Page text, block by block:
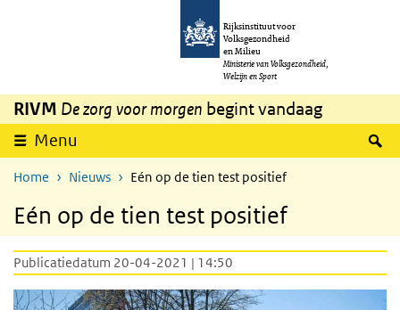
Overslaan en naar de inhoud gaan
Rijksinstituut voor
Volksgezondheid
en Milieu
Ministerie van Volksgezondheid,
Welzijn en Sport
RIVM De zorg voor morgen begint vandaag
Menu
Home Nieuws Eén op de tien test positief
Eén op de tien test positief
Publicatiedatum 20-04-2021 | 14:50